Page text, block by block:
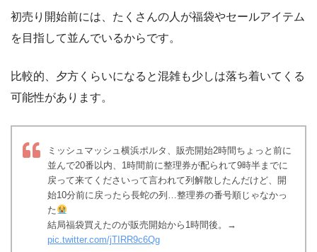
初売り開始前には、たくさんの人が福袋やセールアイテム
を目指して並んでいるからです。
比較的、夕方くらいになると混雑も少しは落ち着いてくる
可能性があります。
ミッシュマッシュ横浜ポルタ、販売開始2時間ちょっと前に
並んで20番以内、1時間前に整理券が配られて9時半までに
戻って来てくださいって言われて列解散したんだけど、開
始10分前に戻ったら長蛇の列…整理券の番号順じゃなかっ
た
結局福袋買えたのが販売開始から1時間後。→
pic.twitter.com/jTIRR9c6Qg